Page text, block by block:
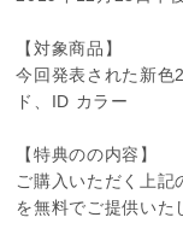
【対象商品】
今回発表された新色
ド、ID カラー
【特典のの内容】
ご購入いただく上記
を無料でご提供いた